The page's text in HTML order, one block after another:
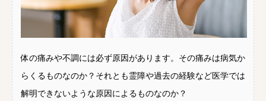
体の痛みや不調には必ず原因があります。その痛みは病気か
らくるものなのか？それとも霊障や過去の経験など医学では
解明できないような原因によるものなのか？